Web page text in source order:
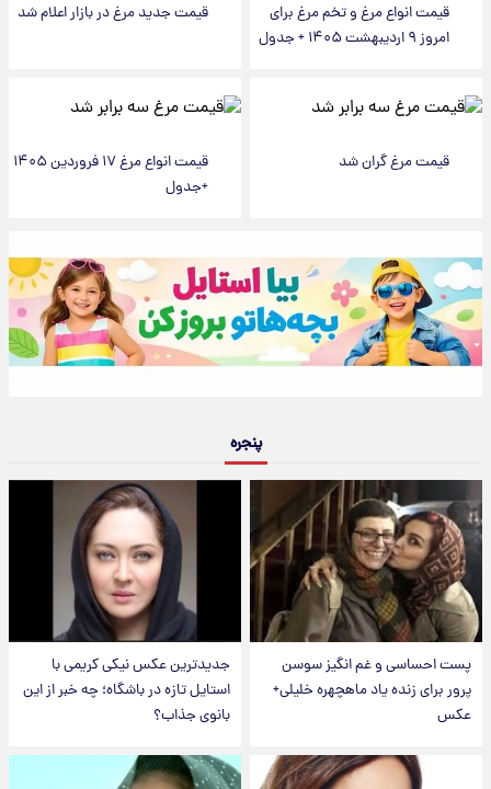
قیمت انواع مرغ و تخم مرغ برای
امروز ۹ اردیبهشت ۱۴۰۵ + جدول
قیمت جدید مرغ در بازار اعلام شد
قیمت مرغ گران شد
قیمت انواع مرغ ۱۷ فروردین ۱۴۰۵
+جدول
پنجره
پست احساسی و غم انگیز سوسن
پرور برای زنده یاد ماهچهره خلیلی+
عکس
جدیدترین عکس نیکی کریمی با
استایل تازه در باشگاه؛ چه خبر از این
بانوی جذاب؟